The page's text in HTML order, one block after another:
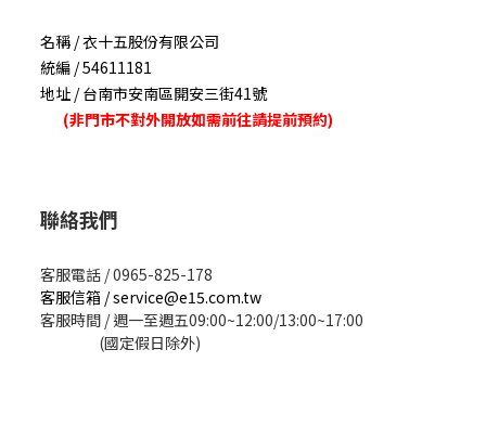
名稱 / 衣十五股份有限公司
統編 / 54611181
地址 / 台南市安南區開安三街41號
(非門市不對外開放如需前往請提前預約)
聯絡我們
客服電話 / 0965-825-178
客服信箱 / service@e15.com.tw
客服時間 / 週一至週五09:00~12:00/13:00~17:00
(國定假日除外)